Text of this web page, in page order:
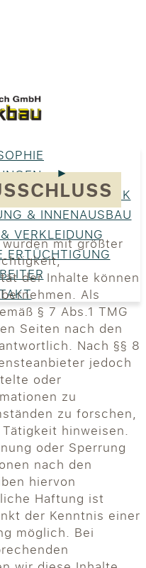
IM ÜBERBLICK
& INNENAUSBAU
VERKLEIDUNG
ERTÜCHTIGUNG
mit größter
der Inhalte können
Als
§ 7 Abs.1 TMG
Seiten nach den
Nach §§ 8
jedoch
oder
zu
zu forschen,
hinweisen.
oder Sperrung
nach den
hiervon
Haftung ist
der Kenntnis einer
möglich. Bei